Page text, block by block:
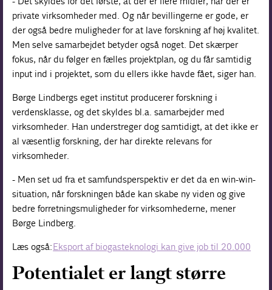
private virksomheder med. Og når bevillingerne er gode, er
der også bedre muligheder for at lave forskning af høj kvalitet.
Men selve samarbejdet betyder også noget. Det skærper
fokus, når du følger en fælles projektplan, og du får samtidig
input ind i projektet, som du ellers ikke havde fået, siger han.
Børge Lindbergs eget institut producerer forskning i
verdensklasse, og det skyldes bl.a. samarbejder med
virksomheder. Han understreger dog samtidigt, at det ikke er
al væsentlig forskning, der har direkte relevans for
virksomheder.
- Men set ud fra et samfundsperspektiv er det da en win-win-
situation, når forskningen både kan skabe ny viden og give
bedre forretningsmuligheder for virksomhederne, mener
Børge Lindberg.
Læs også:Eksport af biogasteknologi kan give job til 20.000
Potentialet er langt større